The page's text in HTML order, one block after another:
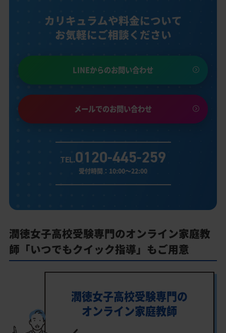
カリキュラムや料金について
お気軽にご相談ください
LINEからのお問い合わせ
メールでのお問い合わせ
TEL.0120-445-259
受付時間：10:00～22:00
潤徳女子高校受験専門のオンライン家庭教
師「いつでもクイック指導」もご用意
潤徳女子高校受験専門の
オンライン家庭教師